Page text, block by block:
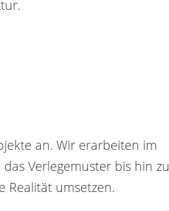
an. Wir erarbeiten im
Verlegemuster bis hin zu
Realität umsetzen.